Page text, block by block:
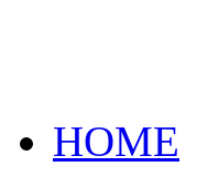
HOME